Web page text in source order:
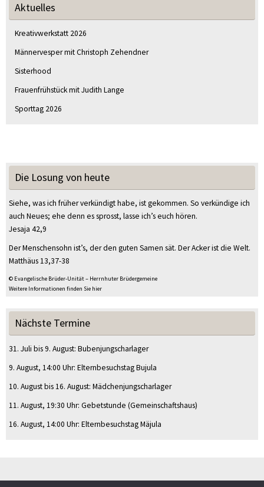
Aktuelles
Kreativwerkstatt 2026
Männervesper mit Christoph Zehendner
Sisterhood
Frauenfrühstück mit Judith Lange
Sporttag 2026
Die Losung von heute
Siehe, was ich früher verkündigt habe, ist gekommen. So verkündige ich
auch Neues; ehe denn es sprosst, lasse ich’s euch hören.
Jesaja 42,9
Der Menschensohn ist’s, der den guten Samen sät. Der Acker ist die Welt.
Matthäus 13,37-38
© Evangelische Brüder-Unität – Herrnhuter Brüdergemeine
Weitere Informationen finden Sie hier
Nächste Termine
31. Juli bis9. August: Bubenjungscharlager
9. August, 14:00 Uhr: Elternbesuchstag Bujula
10. Augustbis16. August: Mädchenjungscharlager
11. August, 19:30 Uhr: Gebetstunde (Gemeinschaftshaus)
16. August, 14:00 Uhr: Elternbesuchstag Mäjula